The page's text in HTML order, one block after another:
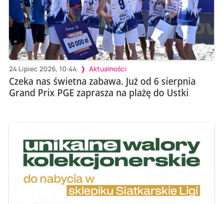
24 Lipiec 2026, 10:44 Aktualności
Czeka nas świetna zabawa. Już od 6 sierpnia
Grand Prix PGE zaprasza na plażę do Ustki